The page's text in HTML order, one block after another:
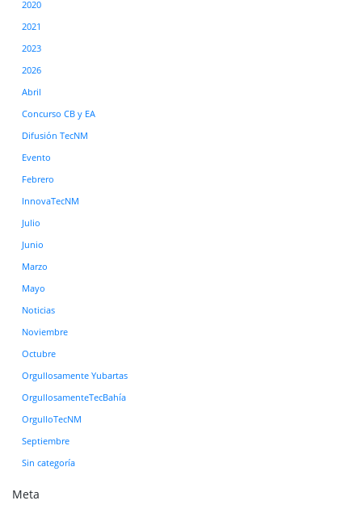
2020
2021
2023
2026
Abril
Concurso CB y EA
Difusión TecNM
Evento
Febrero
InnovaTecNM
Julio
Junio
Marzo
Mayo
Noticias
Noviembre
Octubre
Orgullosamente Yubartas
OrgullosamenteTecBahía
OrgulloTecNM
Septiembre
Sin categoría
Meta